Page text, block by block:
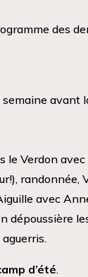
des
avant
le Verdon
randonnée,
avec
dépoussière
d’été.